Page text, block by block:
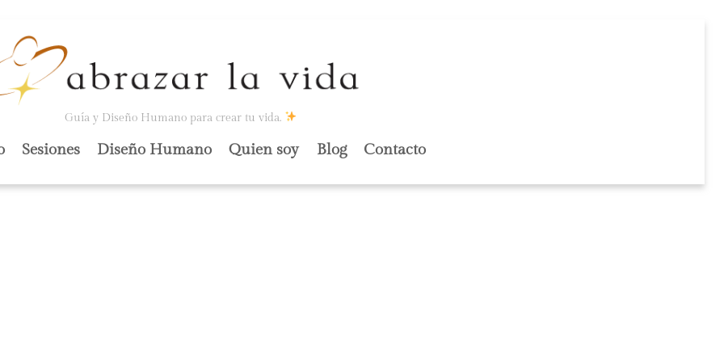
Guía y Diseño Humano para crear tu vida.
Sesiones Diseño Humano Quien soy Blog Contacto